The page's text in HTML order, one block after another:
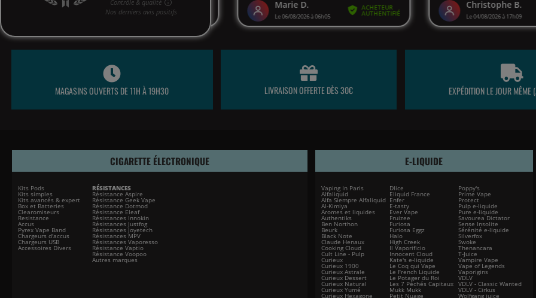
MAGASINS OUVERTS DE 11H À 19H30 LIVRAISON OFFERTE DÈS 30€ EXPÉDITION LE JOUR MÊME
CIGARETTE ÉLECTRONIQUE
Kits Pods
Kits simples
Kits avancés & expert
Box et Batteries
Clearomiseurs
Resistance
Accus
Pyrex Vape Band
Chargeurs d'accus
Chargeurs USB
Accessoires Divers
RÉSISTANCES
Résistance Aspire
Résistance Geek Vape
Résistance Dotmod
Résistance Eleaf
Résistances Innokin
Résistances Justfog
Résistances Joyetech
Résistances MPV
Résistances Vaporesso
Résistance Vaptio
Résistance Voopoo
Autres marques
E-LIQUIDE
Vaping In Paris
Alfaliquid
Alfa Siempre Alfaliquid
Al-Kimiya
Aromes et liquides
Authentiks
Ben Northon
Beurk
Black Note
Claude Henaux
Cooking Cloud
Cult Line - Pulp
Curieux
Curieux 1900
Curieux Astrale
Curieux Dessert
Curieux Natural
Curieux Yumé
Curieux Hexagone
Dlice
Eliquid France
Enfer
E-tasty
Ever Vape
Fruizee
Furiosa
Furiosa Eggz
Halo
High Creek
Il Vaporificio
Innocent Cloud
Kate's e-liquide
Le Coq qui Vape
Le French Liquide
Le Potager du Roi
Les 7 Péchés Capitaux
Mukk Mukk
Petit Nuage
Poppy's
Prime Vape
Protect
Pulp e-liquide
Pure e-liquide
Savourea Dictator
Sense Insolite
Sérénité e-liquide
Silverfox
Swoke
Thenancara
T-Juice
Vampire Vape
Vape of Legends
Vaporigins
VDLV
VDLV - Classic Wanted
VDLV - Cirkus
Wolfgang juice